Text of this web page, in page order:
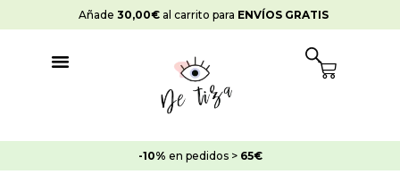
al
Añade 30,00€ al carrito para ENVÍOS GRATIS
Cart
-10% en pedidos > 65€